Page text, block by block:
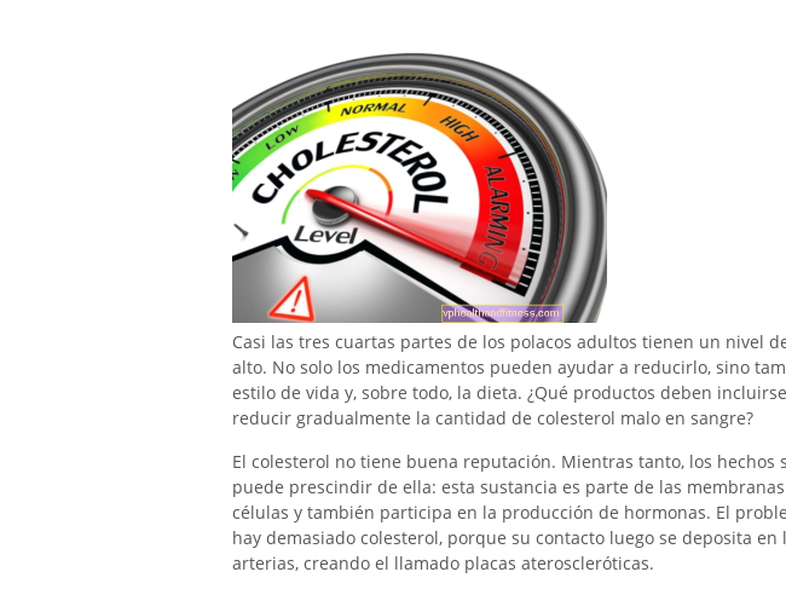
Casi las tres cuartas partes de los polacos adultos tienen un nivel
alto. No solo los medicamentos pueden ayudar a reducirlo, sino
estilo de vida y, sobre todo, la dieta. ¿Qué productos deben
reducir gradualmente la cantidad de colesterol malo en sangre?
El colesterol no tiene buena reputación. Mientras tanto, los hechos
puede prescindir de ella: esta sustancia es parte de las
células y también participa en la producción de hormonas. El
hay demasiado colesterol, porque su contacto luego se deposita en
arterias, creando el llamado placas ateroscleróticas.